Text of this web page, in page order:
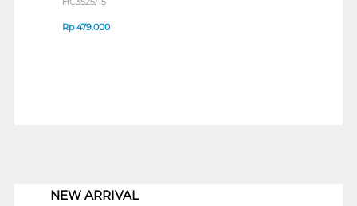
Rp479.000
NEW ARRIVAL